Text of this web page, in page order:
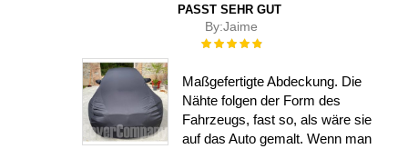
PASST SEHR GUT
By:Jaime
Rating:
Maßgefertigte Abdeckung. Die
Nähte folgen der Form des
Fahrzeugs, fast so, als wäre sie
auf das Auto gemalt. Wenn man